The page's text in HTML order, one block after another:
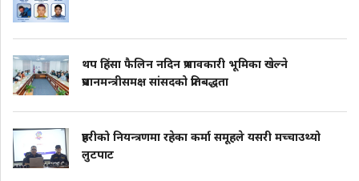
थप हिंसा फैलिन नदिन प्रभावकारी भूमिका खेल्ने
प्रधानमन्त्रीसमक्ष सांसदको प्रतिबद्धता
प्रहरीको नियन्त्रणमा रहेका कर्मा समूहले यसरी मच्चाउथ्यो
लुटपाट